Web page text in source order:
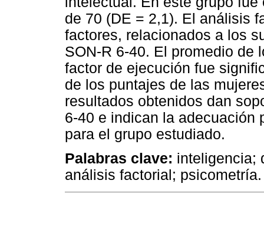
de 70 (DE = 2,1). El análisis
factores, relacionados a los
SON-R 6-40. El promedio de
factor de ejecución fue
de los puntajes de las
resultados obtenidos dan
6-40 e indican la adecuación
para el grupo estudiado.
Palabras clave: inteligencia;
análisis factorial; psicometría.